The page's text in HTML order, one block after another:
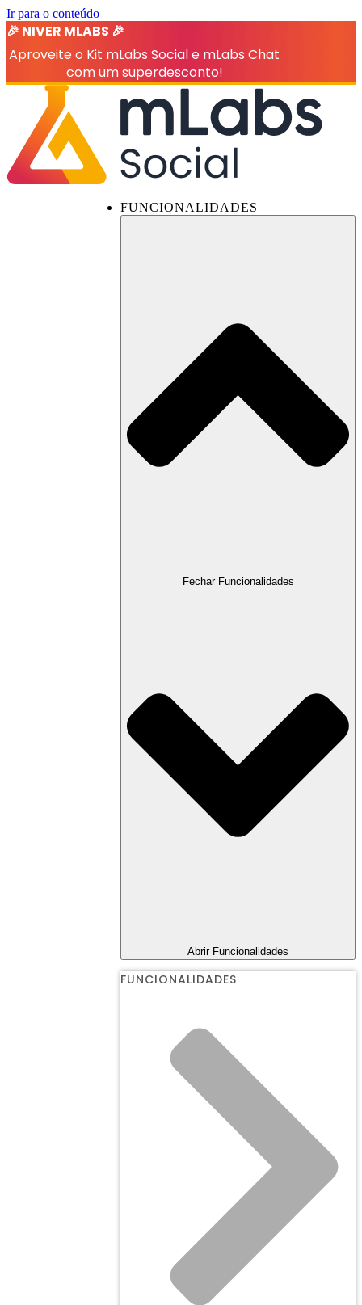
Ir para o conteúdo
🎉 NIVER MLABS 🎉
Aproveite o Kit mLabs Social e mLabs Chat
com um superdesconto!
FUNCIONALIDADES
Fechar Funcionalidades
Abrir Funcionalidades
FUNCIONALIDADES